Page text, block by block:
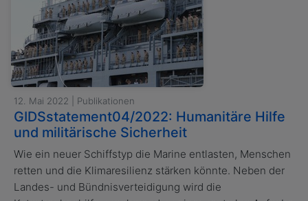
12. Mai 2022 | Publikationen
GIDSstatement04/2022: Humanitäre Hilfe
und militärische Sicherheit
Wie ein neuer Schiffstyp die Marine entlasten, Menschen
retten und die Klimaresilienz stärken könnte. Neben der
Landes- und Bündnisverteidigung wird die